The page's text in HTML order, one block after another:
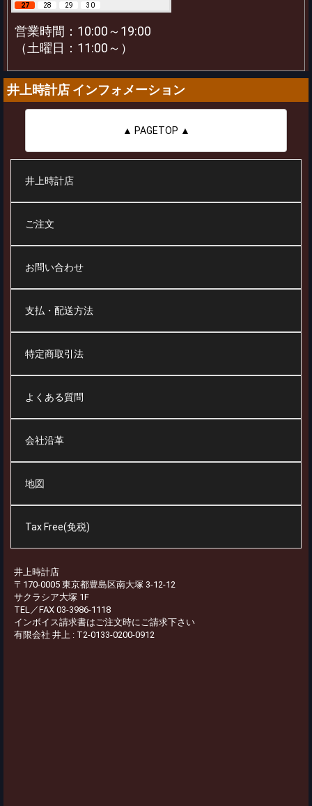
27
28 29 30
営業時間：10:00～19:00
（土曜日：11:00～）
井上時計店 インフォメーション
▲ PAGETOP ▲
井上時計店
ご注文
お問い合わせ
支払・配送方法
特定商取引法
よくある質問
会社沿革
地図
Tax Free(免税)
井上時計店
〒170-0005 東京都豊島区南大塚 3-12-12
サクラシア大塚 1F
TEL／FAX 03-3986-1118
インボイス請求書はご注文時にご請求下さい
有限会社 井上 : T2-0133-0200-0912